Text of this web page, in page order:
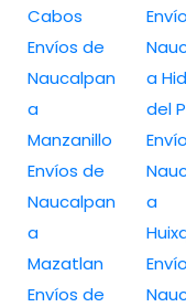
Cabos
Envíos de
Naucalpan
a
Manzanillo
Envíos de
Naucalpan
a
Mazatlan
Envíos de
a
del
a